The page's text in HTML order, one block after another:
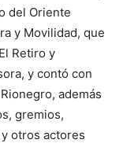
del Oriente
y Movilidad, que
Retiro y
y contó con
además
gremios,
otros actores